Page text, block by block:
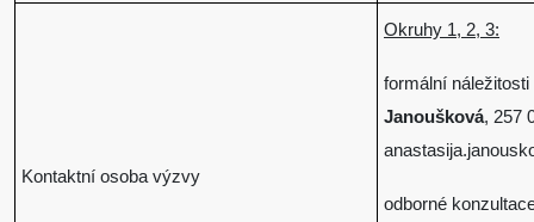
Kontaktní osoba výzvy
Okruhy 1, 2, 3:
formální
Janoušková, 257
odborné